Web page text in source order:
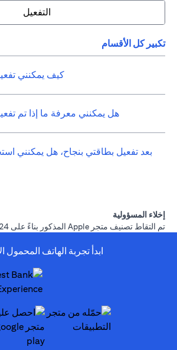
التفعيل
تكبير كل الأقسام
كيف يمكنني
هل يمكنني معرفة ما إذا تم
بعد تفعيل بطاقتي بنجاح، هل يمكنني
إخلاء المسؤولية
تم التقاط تصنيف متجر Apple المذكور بناءً على 24 مايو 2024.
ابدأ تجربة الهاتف المحمول